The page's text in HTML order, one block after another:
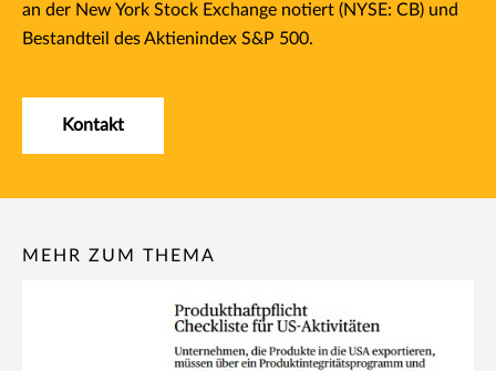
an der New York Stock Exchange notiert (NYSE: CB) und
Bestandteil des Aktienindex S&P 500.
Kontakt
MEHR ZUM THEMA